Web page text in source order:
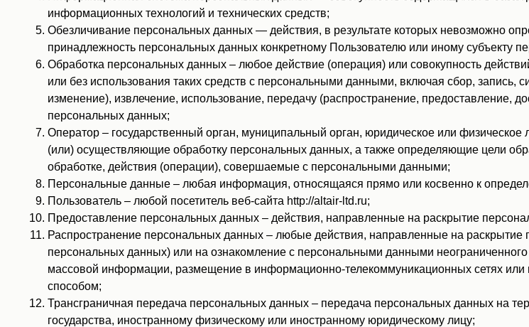
информационных технологий и технических средств;
Обезличивание персональных данных — действия, в результате которых невозможно
принадлежность персональных данных конкретному Пользователю или иному субъекту
Обработка персональных данных – любое действие (операция) или совокупность
или без использования таких средств с персональными данными, включая сбор, запись,
изменение), извлечение, использование, передачу (распространение, предоставление,
персональных данных;
Оператор – государственный орган, муниципальный орган, юридическое или
(или) осуществляющие обработку персональных данных, а также определяющие цели
обработке, действия (операции), совершаемые с персональными данными;
Персональные данные – любая информация, относящаяся прямо или косвенно к
Пользователь – любой посетитель веб-сайта http://altair-ltd.ru;
Предоставление персональных данных – действия, направленные на раскрытие
Распространение персональных данных – любые действия, направленные на
персональных данных) или на ознакомление с персональными данными
массовой информации, размещение в информационно-телекоммуникационных сетях
способом;
Трансграничная передача персональных данных – передача персональных данных на
государства, иностранному физическому или иностранному юридическому лицу;